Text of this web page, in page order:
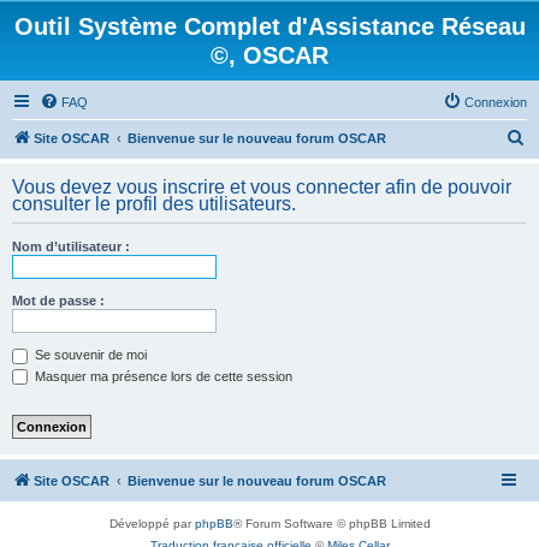
Outil Système Complet d'Assistance Réseau
©, OSCAR
FAQ Connexion
Site OSCAR Bienvenue sur le nouveau forum OSCAR
h
Vous devez vous inscrire et vous connecter afin de pouvoir
consulter le profil des utilisateurs.
Nom d’utilisateur :
Mot de passe :
Se souvenir de moi
Masquer ma présence lors de cette session
Site OSCAR Bienvenue sur le nouveau forum OSCAR
Développé parphpBB® Forum Software © phpBB Limited